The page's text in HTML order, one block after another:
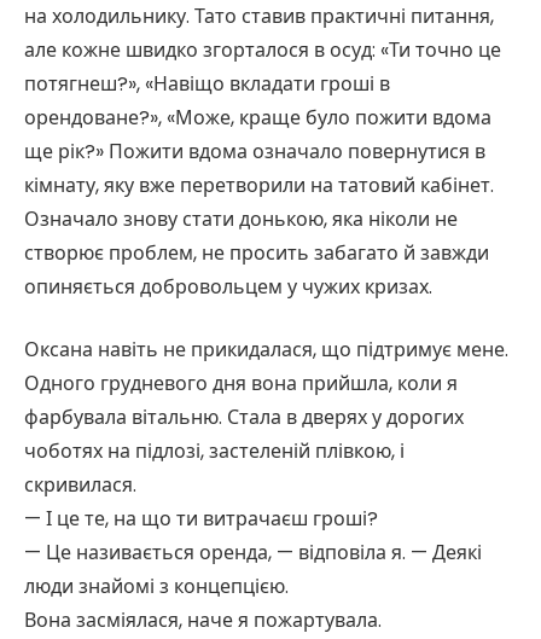
на холодильнику. Тато ставив практичні питання,
але кожне швидко згорталося в осуд: «Ти точно це
потягнеш?», «Навіщо вкладати гроші в
орендоване?», «Може, краще було пожити вдома
ще рік?» Пожити вдома означало повернутися в
кімнату, яку вже перетворили на татовий кабінет.
Означало знову стати донькою, яка ніколи не
створює проблем, не просить забагато й завжди
опиняється добровольцем у чужих кризах.
Оксана навіть не прикидалася, що підтримує мене.
Одного грудневого дня вона прийшла, коли я
фарбувала вітальню. Стала в дверях у дорогих
чоботях на підлозі, застеленій плівкою, і
скривилася.
— І це те, на що ти витрачаєш гроші?
— Це називається оренда, — відповіла я. — Деякі
люди знайомі з концепцією.
Вона засміялася, наче я пожартувала.